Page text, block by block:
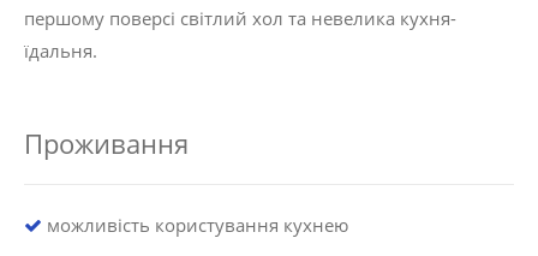
першому поверсі світлий хол та невелика кухня-
їдальня.
Проживання
можливість користування кухнею